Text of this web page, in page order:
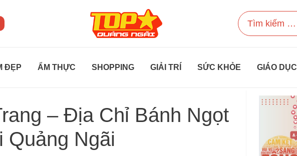
Search
for:
ĐẸP ẨM THỰC SHOPPING GIẢI TRÍ SỨC KHỎE GIÁO DỤC
– Địa Chỉ Bánh Ngọt
Ngãi